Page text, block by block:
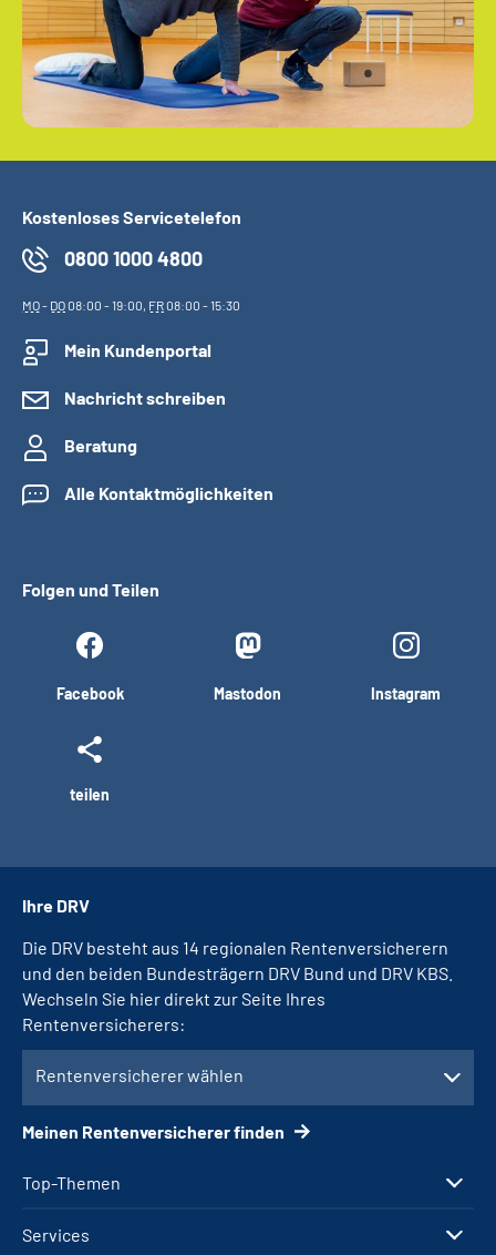
Kostenloses Servicetelefon
0800 1000 4800
MO- DO08:00 - 19:00, FR08:00 - 15:30
Mein Kundenportal
Nachricht schreiben
Beratung
Alle Kontaktmöglichkeiten
Folgen und Teilen
Facebook Mastodon Instagram
teilen
Top-Themen
Services
Ihre DRV
Die DRV besteht aus 14 regionalen Rentenversicherern
und den beiden Bundesträgern DRV Bund und DRV KBS.
Wechseln Sie hier direkt zur Seite Ihres
Rentenversicherers:
Rentenversicherer wählen
Meinen Rentenversicherer finden